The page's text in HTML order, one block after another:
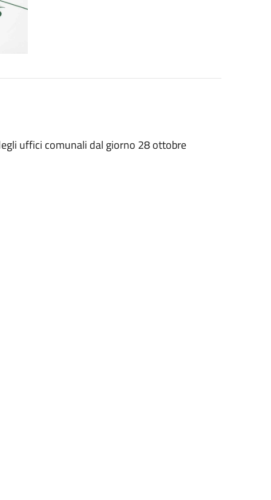
uffici comunali dal giorno 28 ottobre